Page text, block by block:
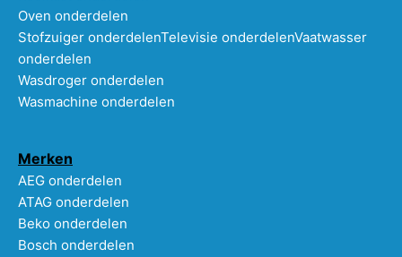
Oven onderdelen
Stofzuiger onderdelenTelevisie onderdelenVaatwasser
onderdelen
Wasdroger onderdelen
Wasmachine onderdelen
Merken
AEG onderdelen
ATAG onderdelen
Beko onderdelen
Bosch onderdelen